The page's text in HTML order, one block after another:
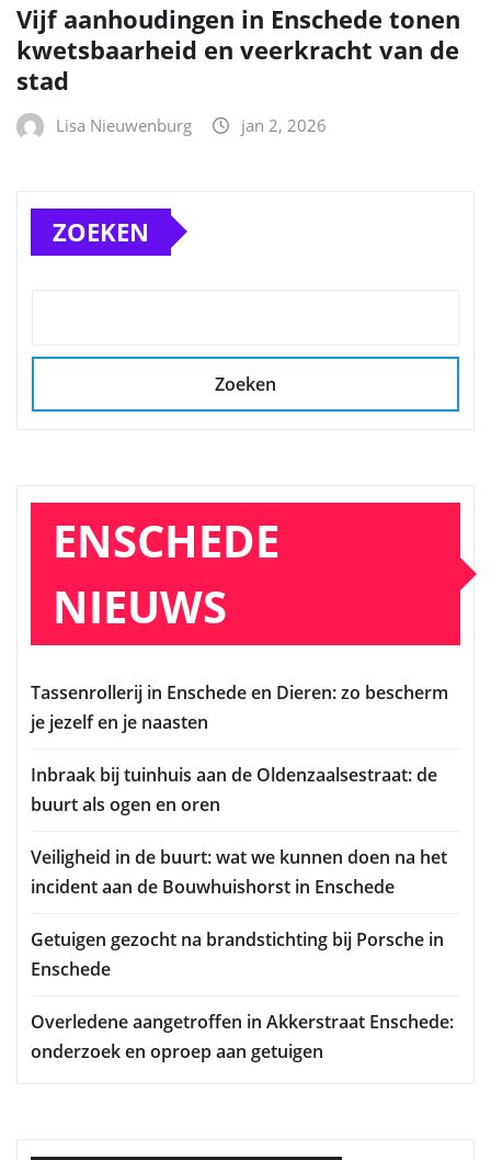
Vijf aanhoudingen in Enschede tonen
kwetsbaarheid en veerkracht van de
stad
Lisa Nieuwenburg jan 2, 2026
ZOEKEN
Zoeken
ENSCHEDE
NIEUWS
Tassenrollerij in Enschede en Dieren: zo bescherm
je jezelf en je naasten
Inbraak bij tuinhuis aan de Oldenzaalsestraat: de
buurt als ogen en oren
Veiligheid in de buurt: wat we kunnen doen na het
incident aan de Bouwhuishorst in Enschede
Getuigen gezocht na brandstichting bij Porsche in
Enschede
Overledene aangetroffen in Akkerstraat Enschede:
onderzoek en oproep aan getuigen